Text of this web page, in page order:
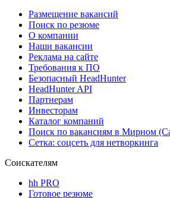
Размещение вакансий
Поиск по резюме
О компании
Наши вакансии
Реклама на сайте
Требования к ПО
Безопасный HeadHunter
HeadHunter API
Партнерам
Инвесторам
Каталог компаний
Поиск по вакансиям в Мирном
Сетка: соцсеть для нетворкинга
Соискателям
hh PRO
Готовое резюме